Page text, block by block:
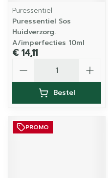
Puressentiel
Puressentiel Sos
Huidverzorg.
A/imperfecties 10ml
€ 14,11
Bestel
PROMO